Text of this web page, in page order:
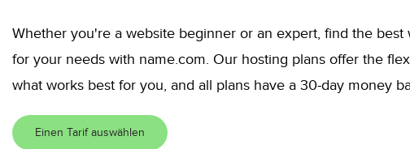
Whether you're a website beginner or an expert, find the best
for your needs with name.com. Our hosting plans offer the
what works best for you, and all plans have a 30-day money
Einen Tarif auswählen